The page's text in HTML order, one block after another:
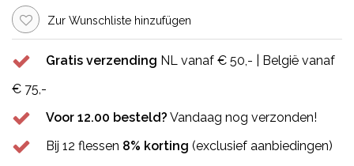
Zur Wunschliste hinzufügen
Gratis verzending NL vanaf € 50,- | België vanaf
€ 75,-
Voor 12.00 besteld? Vandaag nog verzonden!
Bij 12 flessen 8% korting (exclusief aanbiedingen)